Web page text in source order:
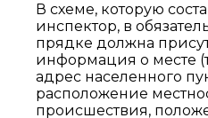
В схеме, которую
инспектор, в
прядке должна
информация о месте
адрес населенного
расположение
происшествия,